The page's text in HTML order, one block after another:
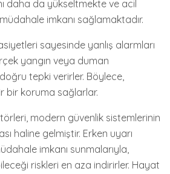
daha da yükseltmekte ve acil
imkanı sağlamaktadır.
sayesinde yanlış alarmları
yangın veya duman
doğru tepki verirler. Böylece,
bir koruma sağlarlar.
modern güvenlik sistemlerinin
haline gelmiştir. Erken uyarı
imkanı sunmalarıyla,
riskleri en aza indirirler. Hayat